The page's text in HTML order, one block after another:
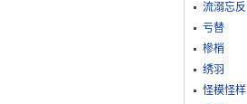
流溺忘反
亏替
槮梢
绣羽
怪模怪样